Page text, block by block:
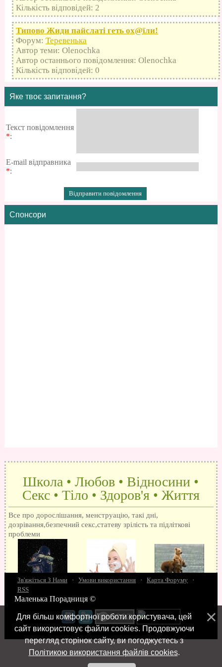
Кількість відповідей: 2
Типово Жиди пайслаті геть оx@їли!
Форум: Теревенька
Автор теми: Olenochka
Автор останнього повідомлення: Olenochka
Кількість відповідей: 0
Яке твоє запитання?
Текст повідомлення
*:
E-mail відправника
*:
Спонсори
Школа • Любов • Відносини •
Секс • Тіло • Здоров'я • Життя
Все про дорослішання, менструацію, такі дні,
дозрівання,безпечний секс,статеву зрілість та підліткові
проблеми
15 запитань про секс Як досягти оргазм
Позбуваємось синців завагітніти після першого разу Хлопець хоче сексу
робити мінєт"Люблю" і "кохаю" різниця Про перший секс Займатися сексом
Зв'яжіться З Нами · Умови використання · Карта Форуму
·
RSS
Маленька Порадниця ©
Для більш комфортної роботи користувача, цей
сайт використовує файли cookies. Продовжуючи
перегляд сторінок сайту, ви погоджуєтесь з
Політикою використання файлів cookies.